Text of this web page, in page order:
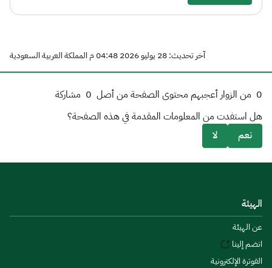
آخر تحديث: 28 يوليو 2026 04:48 م المملكة العربية السعودية
0 من الزوار أعجبهم محتوى الصفحة من أصل 0 مشاركة
هل استفدت من المعلومات المقدمة في هذه الصفحة؟
نعم
لا
الهيئة
عن الهيئة
انضم إلينا
الفوترة الإلكترونية